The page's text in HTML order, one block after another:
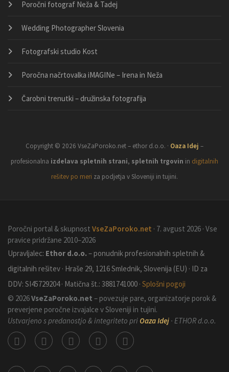
Poročni fotograf Neža & Tadej
Wedding Photographer Slovenia
Fotografski studio Kost
Poročna načrtovalka iMAGINe – Irena in Neža
Čarobni trenutki – družinska fotografija
Copyright © 2026 VseZaPoroko.net – ethor d.o.o. · Oaza Idej –
profesionalna izdelava spletnih strani, spletnih trgovin in digitalnih
rešitev po meri za podjetja v Sloveniji in tujini.
Poročni portal & skupnost VseZaPoroko.net · 7. avgust 2026 · Vse
pravice pridržane 2010–2026
Upravljalec: Ethor d.o.o. – ponudnik profesionalnih spletnih &
digitalnih rešitev · Hraše 29, 1216 Smlednik, Slovenija (EU) · ID za
DDV: SI45729204 · Matična št.: 3881741000 · Splošni pogoji
© 2026VseZaPoroko.net – povezuje pare, organizatorje porok &
preverjene poročne izvajalce v Sloveniji in tujini.
Ustvarjeno s predanostjo & integriteto pri Oaza Idej · ETHOR d.o.o.